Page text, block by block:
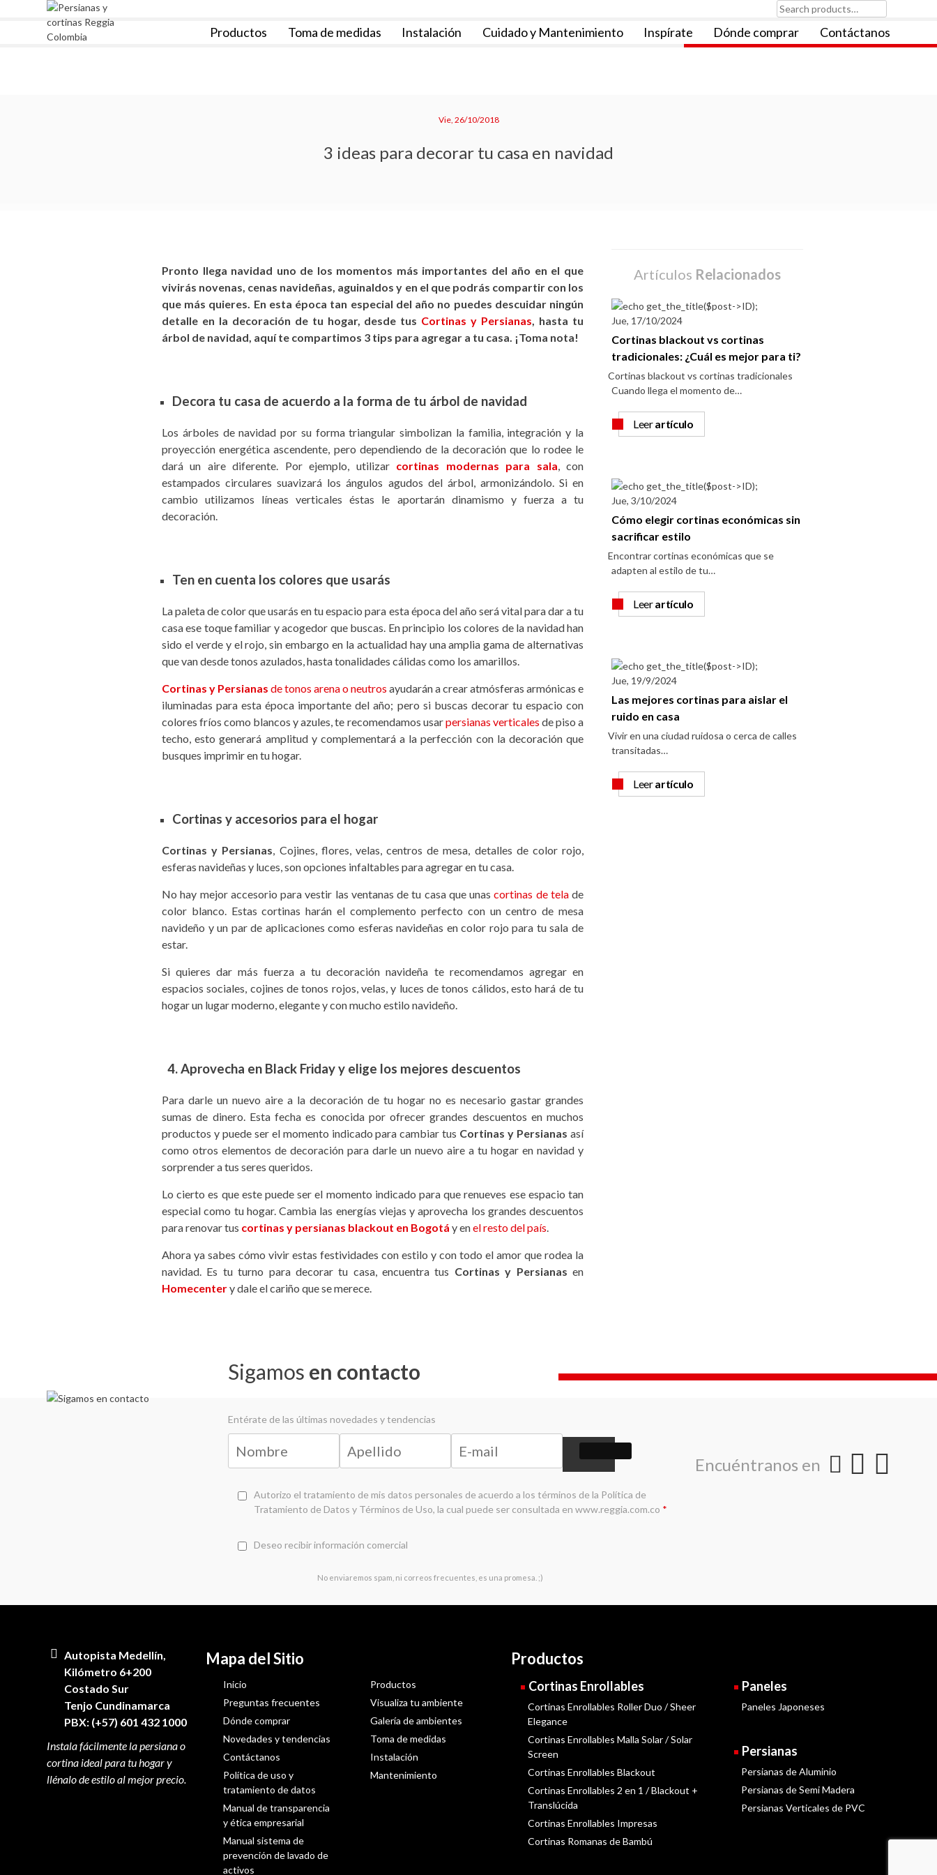
Search
for:
Productos Toma de medidas Instalación Cuidado y Mantenimiento Inspírate Dónde comprar Contáctanos
Vie, 26/10/2018
3 ideas para decorar tu casa en navidad
Pronto llega navidad uno de los momentos más importantes del año en el que
vivirás novenas, cenas navideñas, aguinaldos y en el que podrás compartir con los
que más quieres. En esta época tan especial del año no puedes descuidar ningún
detalle en la decoración de tu hogar, desde tus Cortinas y Persianas, hasta tu
árbol de navidad, aquí te compartimos 3 tips para agregar a tu casa. ¡Toma nota!
Decora tu casa de acuerdo a la forma de tu árbol de navidad
Los árboles de navidad por su forma triangular simbolizan la familia, integración y la
proyección energética ascendente, pero dependiendo de la decoración que lo rodee le
dará un aire diferente. Por ejemplo, utilizar cortinas modernas para sala, con
estampados circulares suavizará los ángulos agudos del árbol, armonizándolo. Si en
cambio utilizamos líneas verticales éstas le aportarán dinamismo y fuerza a tu
decoración.
Ten en cuenta los colores que usarás
La paleta de color que usarás en tu espacio para esta época del año será vital para dar a tu
casa ese toque familiar y acogedor que buscas. En principio los colores de la navidad han
sido el verde y el rojo, sin embargo en la actualidad hay una amplia gama de alternativas
que van desde tonos azulados, hasta tonalidades cálidas como los amarillos.
Cortinas y Persianas de tonos arena o neutros ayudarán a crear atmósferas armónicas e
iluminadas para esta época importante del año; pero si buscas decorar tu espacio con
colores fríos como blancos y azules, te recomendamos usarpersianas verticales de piso a
techo, esto generará amplitud y complementará a la perfección con la decoración que
busques imprimir en tu hogar.
Cortinas y accesorios para el hogar
Cortinas y Persianas , Cojines, flores, velas, centros de mesa, detalles de color rojo,
esferas navideñas y luces, son opciones infaltables para agregar en tu casa.
No hay mejor accesorio para vestir las ventanas de tu casa que unascortinas de telade
color blanco. Estas cortinas harán el complemento perfecto con un centro de mesa
navideño y un par de aplicaciones como esferas navideñas en color rojo para tu sala de
estar.
Si quieres dar más fuerza a tu decoración navideña te recomendamos agregar en
espacios sociales, cojines de tonos rojos, velas, y luces de tonos cálidos, esto hará de tu
hogar un lugar moderno, elegante y con mucho estilo navideño.
4. Aprovecha en Black Friday y elige los mejores descuentos
Para darle un nuevo aire a la decoración de tu hogar no es necesario gastar grandes
sumas de dinero. Esta fecha es conocida por ofrecer grandes descuentos en muchos
productos y puede ser el momento indicado para cambiar tus Cortinas y Persianas así
como otros elementos de decoración para darle un nuevo aire a tu hogar en navidad y
sorprender a tus seres queridos.
Lo cierto es que este puede ser el momento indicado para que renueves ese espacio tan
especial como tu hogar. Cambia las energías viejas y aprovecha los grandes descuentos
para renovar tus cortinas y persianas blackout en Bogotá y enel resto del país
Ahora ya sabes cómo vivir estas festividades con estilo y con todo el amor que rodea la
navidad. Es tu turno para decorar tu casa, encuentra tus Cortinas y Persianas en
Homecentery dale el cariño que se merece.
Artículos Relacionados
Jue, 17/10/2024
Cortinas blackout vs cortinas
tradicionales: ¿Cuál es mejor para ti?
Cortinas blackout vs cortinas tradicionales
Cuando llega el momento de…
Leerartículo
Jue, 3/10/2024
Cómo elegir cortinas económicas sin
sacrificar estilo
Encontrar cortinas económicas que se
adapten al estilo de tu…
Leerartículo
Jue, 19/9/2024
Las mejores cortinas para aislar el
ruido en casa
Vivir en una ciudad ruidosa o cerca de calles
transitadas…
Leerartículo
Sigamos en contacto
Entérate de las últimas novedades y tendencias
Autorizo el tratamiento de mis datos personales de acuerdo a los términos de la Política de
Tratamiento de Datos y Términos de Uso, la cual puede ser consultada enwww.reggia.com.co *
Deseo recibir información comercial
No enviaremos spam, ni correos frecuentes, es una promesa. ;)
Encuéntranos en
Autopista Medellín,
Kilómetro 6+200
Costado Sur
Tenjo Cundinamarca
PBX: (+57) 601 432 1000
Mapa del Sitio
Inicio
Preguntas frecuentes
Dónde comprar
Novedades y tendencias
Contáctanos
Política de uso y
tratamiento de datos
Manual de transparencia
y ética empresarial
Manual sistema de
prevención de lavado de
activos
Productos
Visualiza tu ambiente
Galería de ambientes
Toma de medidas
Instalación
Mantenimiento
Productos
Cortinas Enrollables
Cortinas Enrollables Roller Duo / Sheer
Elegance
Cortinas Enrollables Malla Solar / Solar
Screen
Cortinas Enrollables Blackout
Cortinas Enrollables 2 en 1 / Blackout +
Translúcida
Cortinas Enrollables Impresas
Cortinas Romanas de Bambú
Paneles
Paneles Japoneses
Persianas
Persianas de Aluminio
Persianas de Semi Madera
Persianas Verticales de PVC